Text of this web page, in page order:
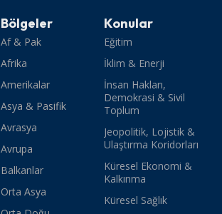
Bölgeler
Af & Pak
Afrika
Amerikalar
Asya & Pasifik
Avrasya
Avrupa
Balkanlar
Orta Asya
Konular
Eğitim
İklim & Enerji
İnsan Hakları,
Demokrasi & Sivil
Toplum
Jeopolitik, Lojistik &
Ulaştırma Koridorları
Küresel Ekonomi &
Kalkınma
Küresel Sağlık